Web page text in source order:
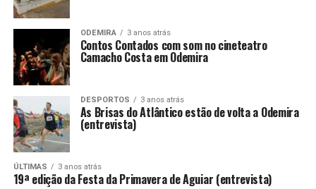
ODEMIRA 3 anos atrás
Contos Contados com som no cineteatro
Camacho Costa em Odemira
DESPORTOS 3 anos atrás
As Brisas do Atlântico estão de volta a Odemira
(entrevista)
ÚLTIMAS 3 anos atrás
19ª edição da Festa da Primavera de Aguiar (entrevista)